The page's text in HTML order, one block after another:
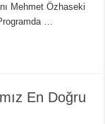
Mehmet Özhaseki
…
En Doğru